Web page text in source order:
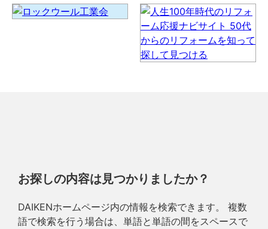
お探しの内容は見つかりましたか？
DAIKENホームページ内の情報を検索できます。 複数
語で検索を行う場合は、単語と単語の間をスペースで